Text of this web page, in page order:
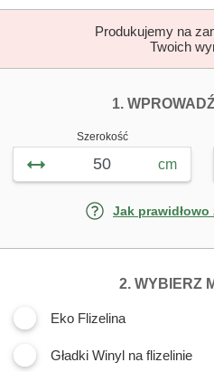
Produkujemy na
Twoich
1.
Szerokość
cm
Jak
2. WYBIERZ
Eko Flizelina
Gładki Winyl na flizelinie